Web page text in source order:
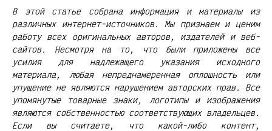
В этой статье собрана информация и материалы из
различных интернет-источников. Мы признаем и ценим
работу всех оригинальных авторов, издателей и веб-
сайтов. Несмотря на то, что были приложены все
усилия для надлежащего указания исходного
материала, любая непреднамеренная оплошность или
упущение не являются нарушением авторских прав. Все
упомянутые товарные знаки, логотипы и изображения
являются собственностью соответствующих владельцев.
Если вы считаете, что какой-либо контент,